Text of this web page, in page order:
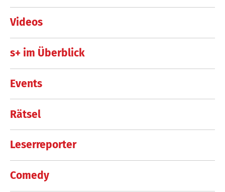
Videos
s+ im Überblick
Events
Rätsel
Leserreporter
Comedy